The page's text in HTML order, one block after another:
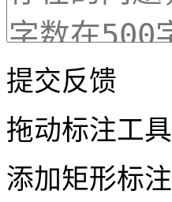
提交反馈
拖动标注工具
添加矩形标注